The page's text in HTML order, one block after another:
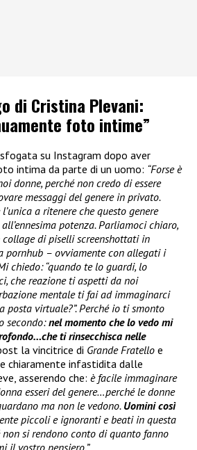
di Cristina Plevani:
foto intime”
su Instagram dopo aver
intima da parte di un uomo: “Forse è
donne, perché non credo di essere
messaggi del genere in privato.
a ritenere che questo genere
potenza. Parliamoci chiaro,
di piselli screenshottati in
pornhub – ovviamente con allegati i
chiedo: “quando te lo guardi, lo
che reazione ti aspetti da noi
mentale ti fai ad immaginarci
posta virtuale?”. Perché io ti smonto
secondo:nel momento che lo vedo mi
ti rinsecchisca nelle
la vincitrice di Grande Fratello e
chiaramente infastidita dalle
asserendo che: è facile immaginare
esseri del genere…perché le donne
ma non le vedono. Uomini così
piccoli e ignoranti e beati in questa
si rendono conto di quanto fanno
il vostro pensiero.”